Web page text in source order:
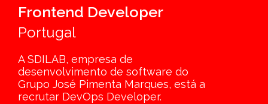
Frontend Developer
Portugal
A SDILAB, empresa de
desenvolvimento de software do
Grupo José Pimenta Marques, está a
recrutar DevOps Developer.